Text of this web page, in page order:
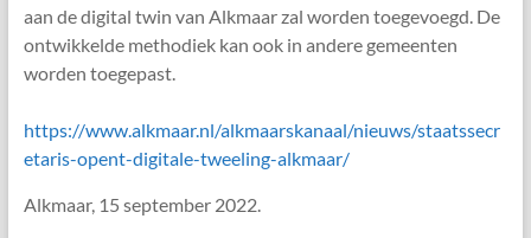
aan de digital twin van Alkmaar zal worden toegevoegd. De
ontwikkelde methodiek kan ook in andere gemeenten
worden toegepast.
https://www.alkmaar.nl/alkmaarskanaal/nieuws/staatssecr
etaris-opent-digitale-tweeling-alkmaar/
Alkmaar, 15 september 2022.